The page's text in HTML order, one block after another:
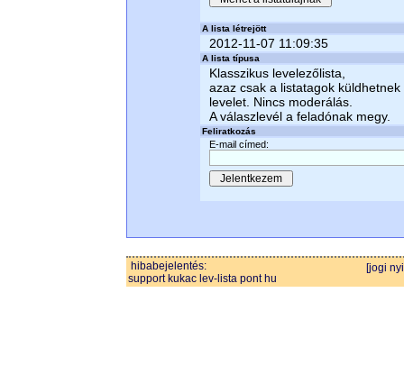
A lista létrejött
2012-11-07 11:09:35
A lista típusa
Klasszikus levelezőlista,
azaz csak a listatagok küldhetnek
levelet. Nincs moderálás.
A válaszlevél a feladónak megy.
Feliratkozás
E-mail címed:
hibabejelentés:
support kukac lev-lista pont hu
[jogi